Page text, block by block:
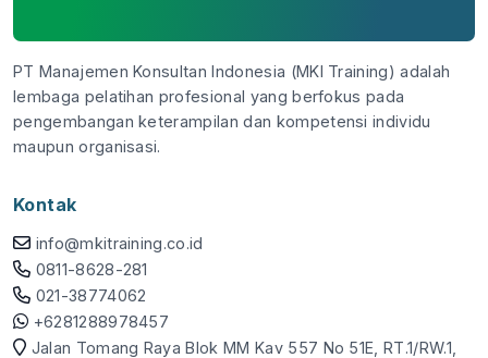
PT Manajemen Konsultan Indonesia (MKI Training) adalah
lembaga pelatihan profesional yang berfokus pada
pengembangan keterampilan dan kompetensi individu
maupun organisasi.
Kontak
info@mkitraining.co.id
0811-8628-281
021-38774062
+6281288978457
Jalan Tomang Raya Blok MM Kav 557 No 51E, RT.1/RW.1,